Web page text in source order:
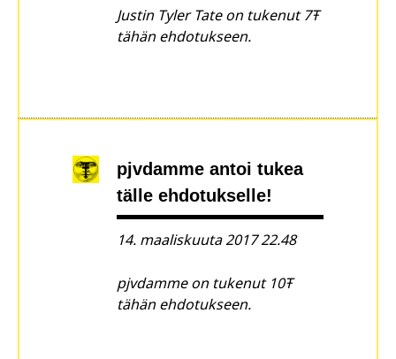
Justin Tyler Tate on tukenut 7Ŧ
tähän ehdotukseen.
pjvdamme antoi tukea
tälle ehdotukselle!
14. maaliskuuta 2017 22.48
pjvdamme on tukenut 10Ŧ
tähän ehdotukseen.